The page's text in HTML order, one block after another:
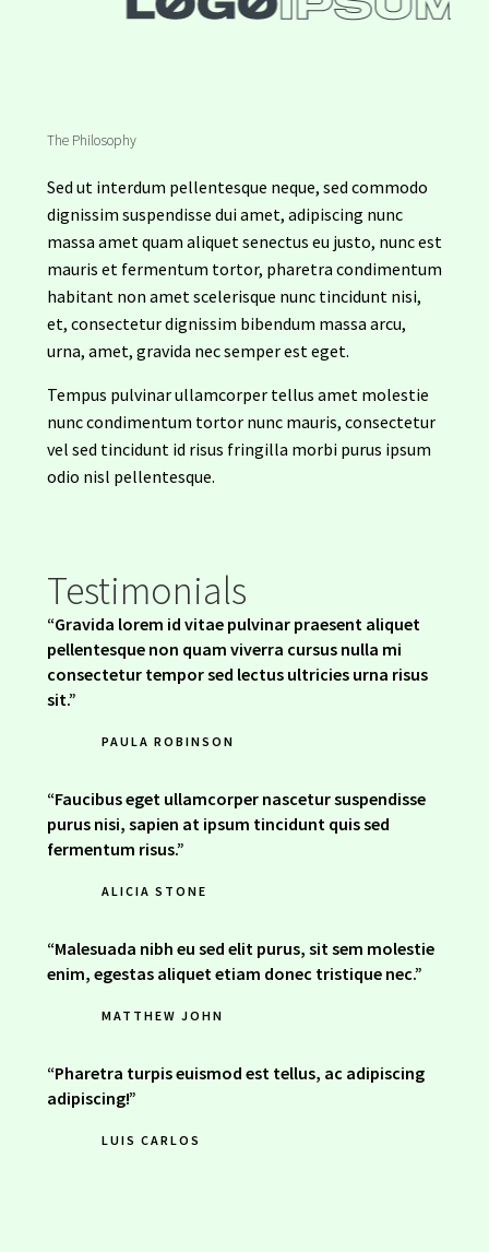
The Philosophy
Sed ut interdum pellentesque neque, sed commodo
dignissim suspendisse dui amet, adipiscing nunc
massa amet quam aliquet senectus eu justo, nunc est
mauris et fermentum tortor, pharetra condimentum
habitant non amet scelerisque nunc tincidunt nisi,
et, consectetur dignissim bibendum massa arcu,
urna, amet, gravida nec semper est eget.
Tempus pulvinar ullamcorper tellus amet molestie
nunc condimentum tortor nunc mauris, consectetur
vel sed tincidunt id risus fringilla morbi purus ipsum
odio nisl pellentesque.
Testimonials
“Gravida lorem id vitae pulvinar praesent aliquet
pellentesque non quam viverra cursus nulla mi
consectetur tempor sed lectus ultricies urna risus
sit.”
PAULA ROBINSON
“Faucibus eget ullamcorper nascetur suspendisse
purus nisi, sapien at ipsum tincidunt quis sed
fermentum risus.”
ALICIA STONE
“Malesuada nibh eu sed elit purus, sit sem molestie
enim, egestas aliquet etiam donec tristique nec.”
MATTHEW JOHN
“Pharetra turpis euismod est tellus, ac adipiscing
adipiscing!”
LUIS CARLOS